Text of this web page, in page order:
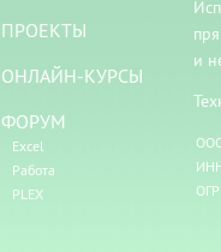
ПРОЕКТЫ
ОНЛАЙН-КУРСЫ
ФОРУМ
Excel
Работа
PLEX
и